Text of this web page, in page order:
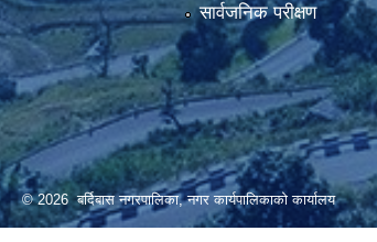
सार्वजनिक परीक्षण
© 2026 बर्दिबास नगरपालिका, नगर कार्यपालिकाको कार्यालय